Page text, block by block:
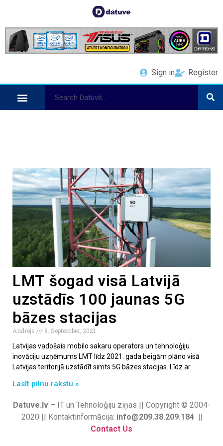
Sign in Register
LMT šogad visā Latvijā
uzstādīs 100 jaunas 5G
bāzes stacijas
Andrejs
8. September, 2021
Latvijas vadošais mobilo sakaru operators un tehnoloģiju
inovāciju uzņēmums LMT līdz 2021. gada beigām plāno visā
Latvijas teritorijā uzstādīt simts 5G bāzes stacijas. Līdz ar
Lasīt pilnu rakstu »
Datuve.lv– IT un Tehnoloģiju ziņas || Copyright © 2004-
2020 || Kontaktinformācija: info@209.38.209.184 ||
Contact Us